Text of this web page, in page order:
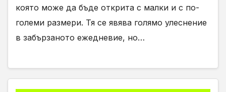
която може да бъде открита с малки и с по-
големи размери. Тя се явява голямо улеснение
в забързаното ежедневие, но…